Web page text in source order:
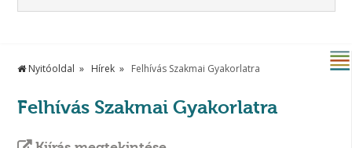
Nyitóoldal Hírek Felhívás Szakmai Gyakorlatra
Felhívás Szakmai Gyakorlatra